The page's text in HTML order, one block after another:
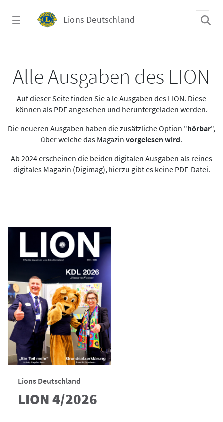
Lions Deutschland
Alle Ausgaben des LION
Auf dieser Seite finden Sie alle Ausgaben des LION. Diese
können als PDF angesehen und heruntergeladen werden.
Die neueren Ausgaben haben die zusätzliche Option "hörbar",
über welche das Magazin vorgelesen wird.
Ab 2024 erscheinen die beiden digitalen Ausgaben als reines
digitales Magazin (Digimag), hierzu gibt es keine PDF-Datei.
Lions Deutschland
LION 4/2026